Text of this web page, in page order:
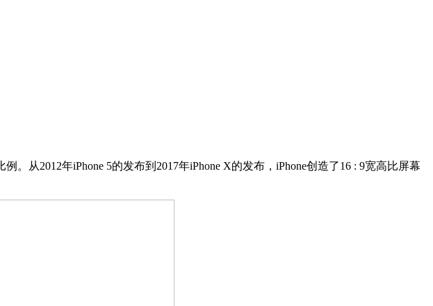
从2012年iPhone 5的发布到2017年iPhone X的发布，iPhone创造了16 : 9宽高比屏幕